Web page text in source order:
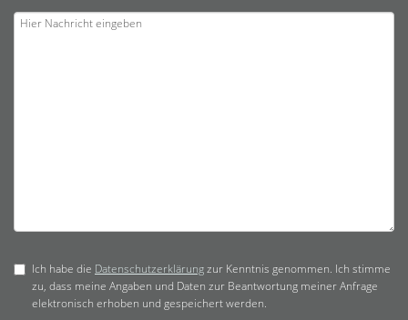
Ich habe die Datenschutzerklärungzur Kenntnis genommen. Ich stimme
zu, dass meine Angaben und Daten zur Beantwortung meiner Anfrage
elektronisch erhoben und gespeichert werden.